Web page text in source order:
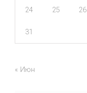
24 25 26
31
« Июн